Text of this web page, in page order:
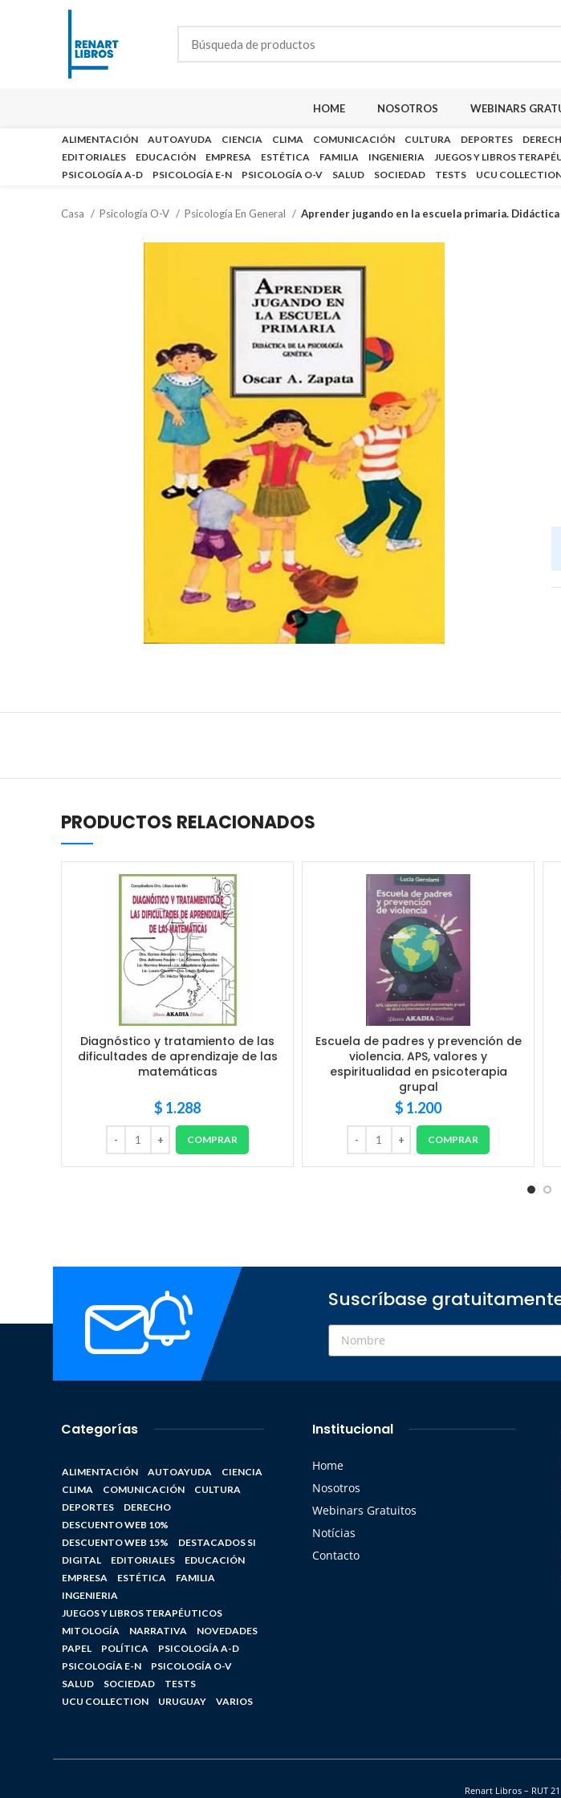
HOME NOSOTROS WEBINARS
ALIMENTACIÓN AUTOAYUDA CIENCIA CLIMA COMUNICACIÓN CULTURA DEPORTES
EDITORIALES
EDUCACIÓN EMPRESA ESTÉTICA FAMILIA INGENIERIA JUEGOS Y LIBROS
PSICOLOGÍA A-D
PSICOLOGÍA E-N PSICOLOGÍA O-V SALUD SOCIEDAD TESTS UCU
Casa Psicología O-V Psicología En General Aprender jugando en la escuela primaria.
PRODUCTOS RELACIONADOS
Diagnóstico y tratamiento de las
dificultades de aprendizaje de las
matemáticas
$ 1.288
COMPRAR
Escuela de padres y prevención de
violencia. APS, valores y
espiritualidad en psicoterapia
grupal
$ 1.200
COMPRAR
Suscríbase
Categorías
ALIMENTACIÓN AUTOAYUDA
CIENCIA
CLIMA
COMUNICACIÓN
CULTURA
DEPORTES
DERECHO
DESCUENTO WEB 10%
DESCUENTO WEB 15%
DESTACADOS SI
DIGITAL
EDITORIALES
EDUCACIÓN
EMPRESA
ESTÉTICA
FAMILIA
INGENIERIA
JUEGOS Y LIBROS TERAPÉUTICOS
MITOLOGÍA
NARRATIVA
NOVEDADES
PAPEL
POLÍTICA
PSICOLOGÍA A-D
PSICOLOGÍA E-N
PSICOLOGÍA O-V
SALUD
SOCIEDAD
TESTS
UCU COLLECTION
URUGUAY VARIOS
Institucional
Home
Nosotros
Webinars Gratuitos
Notícias
Contacto
Renart Libros – RUT